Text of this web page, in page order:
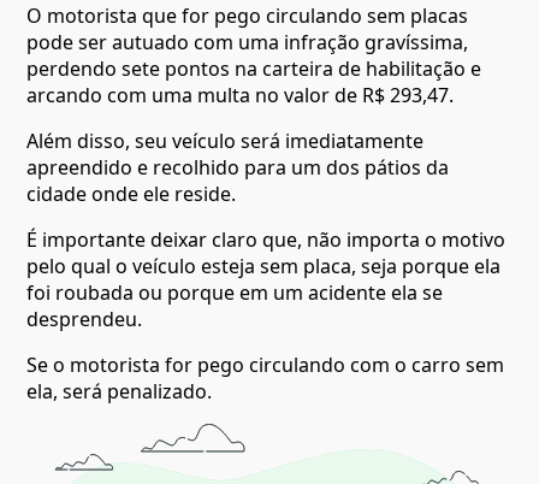
O motorista que for pego circulando sem placas
pode ser autuado com uma infração gravíssima,
perdendo sete pontos na carteira de habilitação e
arcando com uma multa no valor de R$ 293,47.
Além disso, seu veículo será imediatamente
apreendido e recolhido para um dos pátios da
cidade onde ele reside.
É importante deixar claro que, não importa o motivo
pelo qual o veículo esteja sem placa, seja porque ela
foi roubada ou porque em um acidente ela se
desprendeu.
Se o motorista for pego circulando com o carro sem
ela, será penalizado.